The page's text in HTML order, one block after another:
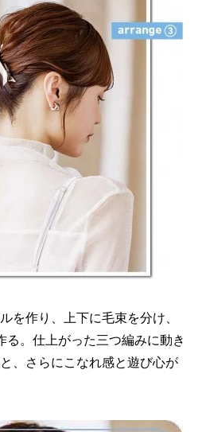
を作り、上下に毛束を分け、
る。仕上がった三つ編みに動き
、さらにこなれ感と遊び心が